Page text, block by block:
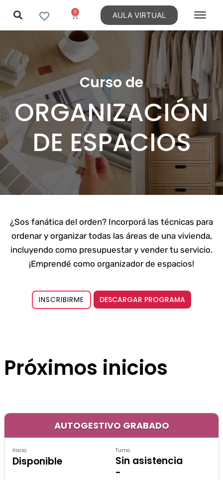
contenido
0 AULA VIRTUAL
Curso de
ORGANIZACIÓN
DE ESPACIOS
¿Sos fanática del orden? Incorporá las técnicas para
ordenar y organizar todas las áreas de una vivienda,
incluyendo como presupuestar y vender tu servicio.
¡Emprendé como organizador de espacios!
INSCRIBIRME DESCARGAR PROGRAMA
Próximos inicios
AUTOGESTIVO GRABADO
Inicio
Disponible
Turno
Sin asistencia
-